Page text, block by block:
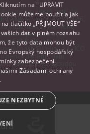
Clinic a.s., která patří do
Ulice, Horní lán 1328/6,
vedeném u Krajského
přestala být s
SYNBIOL, a to na
SynBiol, a.s., IČO
není k danému datu
ovládané již nebudou
1 zákona o
a.s.
ITALIAN
na "UPRAVIT
můžeme použít a jak
tlačítko „PŘIJMOUT VŠE“
dat v plném rozsahu
že tyto data mohou být
Evropský hospodářský
zabezpečení.
Zásadami ochrany
NEZBYTNÉ